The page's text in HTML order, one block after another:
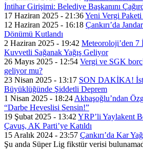
İntihar Girişimi: Belediye Başkanını
17 Haziran 2025 - 21:36Yeni Vergi
12 Haziran 2025 - 16:18 Çankırı’da
Dönümü Kutlandı
2 Haziran 2025 - 19:42 Meteoroloji’den 7
Kuvvetli Sağanak Yağış Geliyor
26 Mayıs 2025 - 12:54 Vergi ve SGK
geliyor mu?
23 Nisan 2025 - 13:17 SON DAKİKA!
Büyüklüğünde Şiddetli Deprem
1 Nisan 2025 - 18:24 Akbaşoğlu’ndan
“Darbe Heveslisi Sensin!”
19 Şubat 2025 - 13:42 YRP’li Yaylakent
Çavuş, AK Parti’ye Katıldı
15 Aralık 2024 - 23:57 Çankırı’da Kar
Şu anda Süper Lig fikstür verisi